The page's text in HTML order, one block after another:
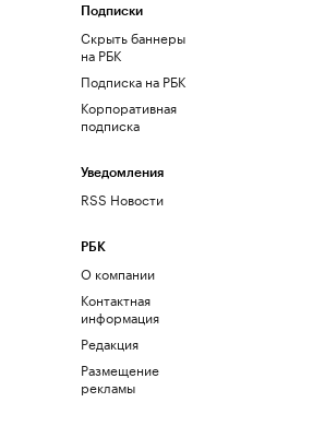
Подписки
Скрыть баннеры
на РБК
Подписка на РБК
Корпоративная
подписка
Уведомления
RSS Новости
РБК
О компании
Контактная
информация
Редакция
Размещение
рекламы